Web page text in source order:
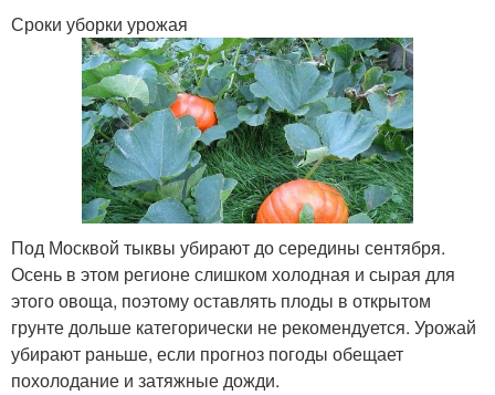
Сроки уборки урожая
Под Москвой тыквы убирают до середины сентября.
Осень в этом регионе слишком холодная и сырая для
этого овоща, поэтому оставлять плоды в открытом
грунте дольше категорически не рекомендуется. Урожай
убирают раньше, если прогноз погоды обещает
похолодание и затяжные дожди.